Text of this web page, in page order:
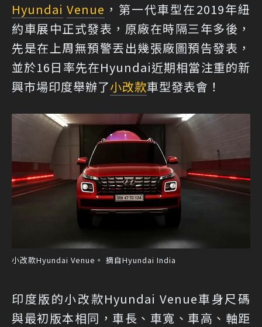
Hyundai Venue ，第一代車型在2019年紐
約車展中正式發表，原廠在時隔三年多後，
先是在上周無預警丟出幾張廠圖預告發表，
並於16日率先在Hyundai近期相當注重的新
興市場印度舉辦了小改款車型發表會！
小改款Hyundai Venue。 摘自Hyundai India
印度版的小改款Hyundai Venue車身尺碼
與最初版本相同，車長、車寬、車高、軸距